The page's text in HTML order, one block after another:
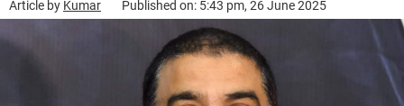
Article by Kumar Published on: 5:43 pm, 26 June 2025